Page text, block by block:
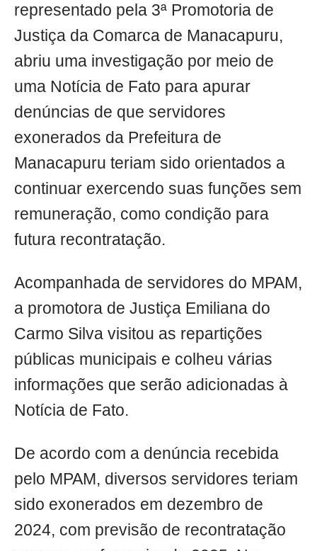
representado pela 3ª Promotoria de
Justiça da Comarca de Manacapuru,
abriu uma investigação por meio de
uma Notícia de Fato para apurar
denúncias de que servidores
exonerados da Prefeitura de
Manacapuru teriam sido orientados a
continuar exercendo suas funções sem
remuneração, como condição para
futura recontratação.
Acompanhada de servidores do MPAM,
a promotora de Justiça Emiliana do
Carmo Silva visitou as repartições
públicas municipais e colheu várias
informações que serão adicionadas à
Notícia de Fato.
De acordo com a denúncia recebida
pelo MPAM, diversos servidores teriam
sido exonerados em dezembro de
2024, com previsão de recontratação